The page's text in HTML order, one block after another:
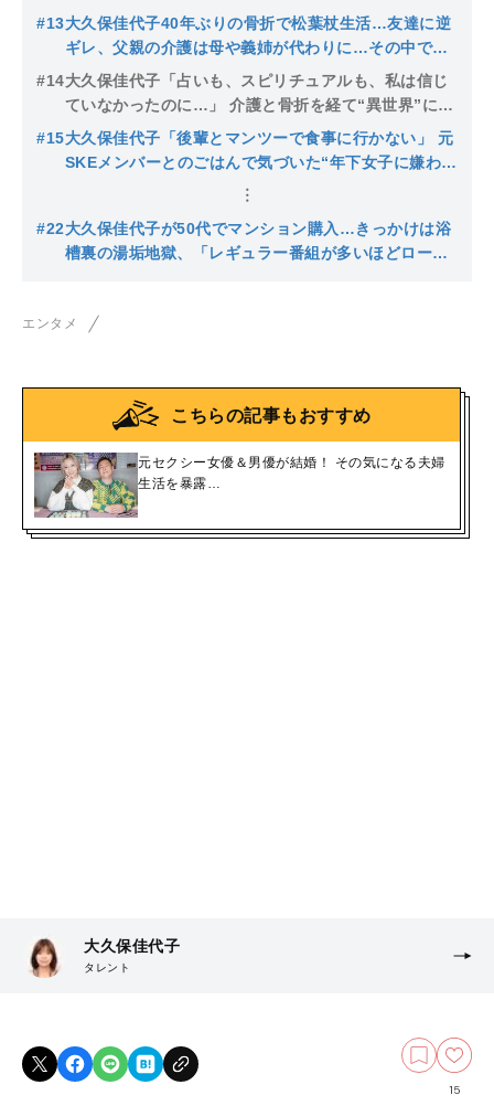
#13大久保佳代子40年ぶりの骨折で松葉杖生活…友達に逆
ギレ、父親の介護は母や義姉が代わりに…その中で学
んだ「他人に甘えるコツ」
#14大久保佳代子「占いも、スピリチュアルも、私は信じ
ていなかったのに…」 介護と骨折を経て“異世界”に目
覚めた54歳の心境
#15大久保佳代子「後輩とマンツーで食事に行かない」 元
SKEメンバーとのごはんで気づいた“年下女子に嫌われ
#22大久保佳代子が50代でマンション購入…きっかけは浴
槽裏の湯垢地獄、「レギュラー番組が多いほどローン
エンタメ
こちらの記事もおすすめ
元セクシー女優＆男優が結婚！ その気になる夫婦
生活を暴露…
大久保佳代子
タレント
15